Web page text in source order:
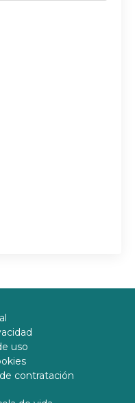
uso
contratación